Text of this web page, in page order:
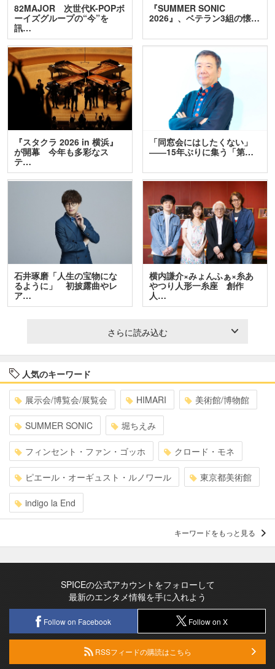
82MAJOR 次世代K-POPボ
ーイズグループの“今”を
訊…
『SUMMER SONIC
2026』、ベテラン3組の懐…
『スタクラ 2026 in 横浜』
が開幕 今年も多彩なス
テ…
「同窓会にはしたくない」
――15年ぶりに集う「第…
石井琢磨「人生の宝物にな
るように」 初披露曲やレ
ア…
横内謙介×みょんふぁ×糸あ
やつり人形一糸座 創作
人…
さらに読み込む
人気のキーワード
展示会/博覧会/展覧会 HIMARI 美術館/博物館
SUMMER SONIC 堀ちえみ
フィンセント・ファン・ゴッホ クロード・モネ
ピエール・オーギュスト・ルノワール 東京都美術館
indigo la End
キーワードをもっと見る
SPICEの公式アカウントをフォローして
最新のエンタメ情報を手に入れよう
Follow on Facebook Follow on X
RSSフィードの購読はこちら